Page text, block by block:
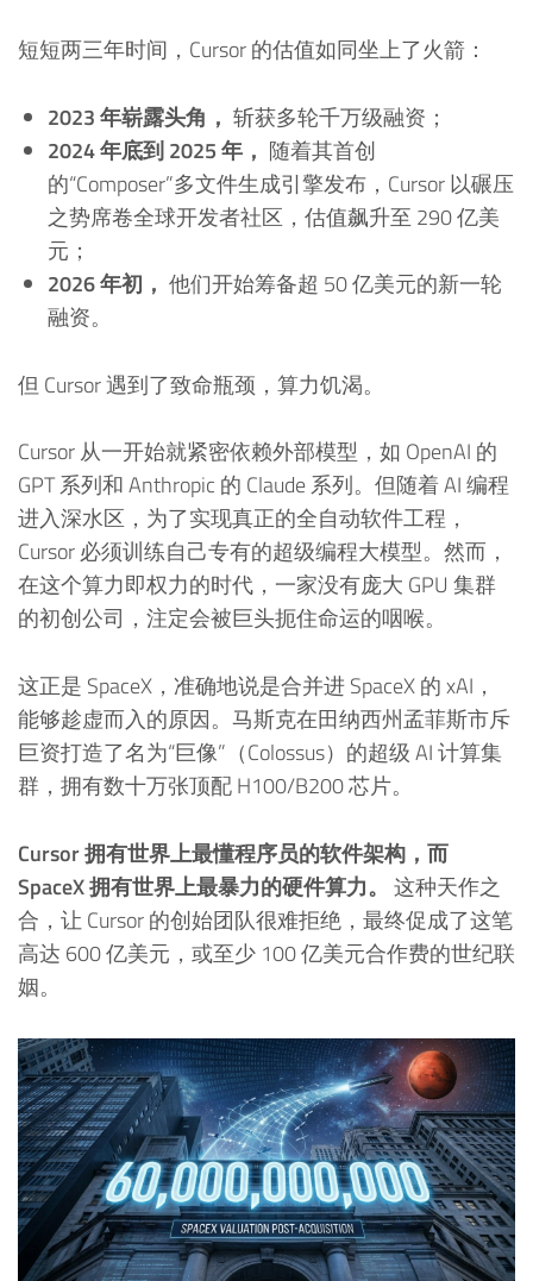
短短两三年时间，Cursor 的估值如同坐上了火箭：
2023 年崭露头角， 斩获多轮千万级融资；
2024 年底到 2025 年， 随着其首创
的“Composer”多文件生成引擎发布，Cursor 以碾压
之势席卷全球开发者社区，估值飙升至 290 亿美
元；
2026 年初， 他们开始筹备超 50 亿美元的新一轮
融资。
但 Cursor 遇到了致命瓶颈，算力饥渴。
Cursor 从一开始就紧密依赖外部模型，如 OpenAI 的
GPT 系列和 Anthropic 的 Claude 系列。但随着 AI 编程
进入深水区，为了实现真正的全自动软件工程，
Cursor 必须训练自己专有的超级编程大模型。然而，
在这个算力即权力的时代，一家没有庞大 GPU 集群
的初创公司，注定会被巨头扼住命运的咽喉。
这正是 SpaceX，准确地说是合并进 SpaceX 的 xAI，
能够趁虚而入的原因。马斯克在田纳西州孟菲斯市斥
巨资打造了名为“巨像”（Colossus）的超级 AI 计算集
群，拥有数十万张顶配 H100/B200 芯片。
Cursor 拥有世界上最懂程序员的软件架构，而
SpaceX 拥有世界上最暴力的硬件算力。 这种天作之
合，让 Cursor 的创始团队很难拒绝，最终促成了这笔
高达 600 亿美元，或至少 100 亿美元合作费的世纪联
姻。